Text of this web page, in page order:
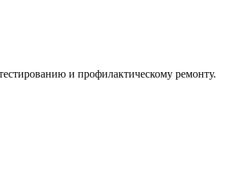
и профилактическому ремонту.